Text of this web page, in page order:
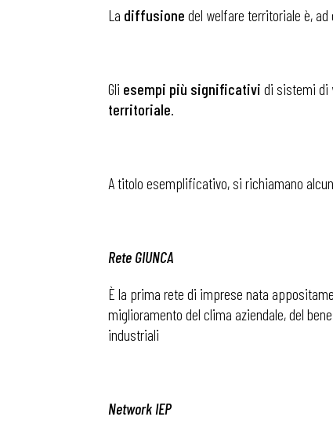
Chi
La diffusione del welfare territoriale è, ad
Gli esempi più significativi di sistemi di
territoriale.
A titolo esemplificativo, si richiamano
Rete GIUNCA
È la prima rete di imprese nata
miglioramento del clima aziendale, del
industriali
Network IEP